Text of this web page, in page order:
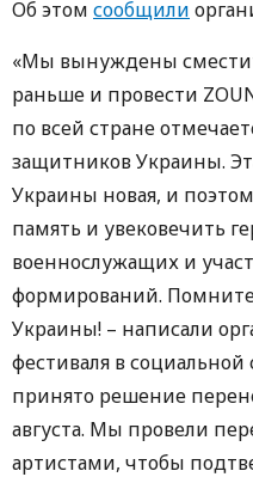
Об этом сообщили
«Мы вынуждены
раньше и провести
по всей стране
защитников Украины.
Украины новая, и
память и увековечить
военнослужащих и
формирований.
Украины! – написали
фестиваля в социальной
принято решение
августа. Мы провели
артистами, чтобы